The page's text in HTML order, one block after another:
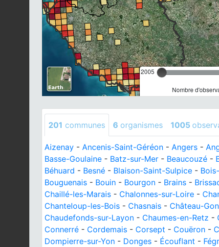
2005
Nombre
201 communes 6 organismes 1005
Aizenay - Ancenis-Saint-Géréon - Angers -
Basse-Goulaine - Batz-sur-Mer - Beaucouzé -
Béhuard - Besné - Blaison-Saint-Sulpice -
Bouguenais - Bouin - Bourgon - Brains -
Chaillé-les-Marais - Chalonnes-sur-Loire -
Chanteloup-les-Bois - Chasnais - Château-
Chaudefonds-sur-Layon - Chaumes-en-Retz -
Connerré - Cordemais - Corsept - Couëron -
Dompierre-sur-Yon - Donges - Écouflant -